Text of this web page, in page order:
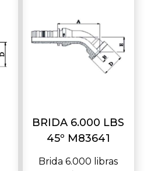
BRIDA 6.000 LBS
45º M83641
Brida 6.000 libras